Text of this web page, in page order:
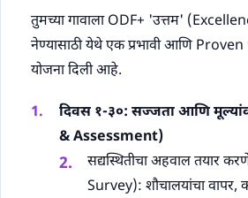
तुमच्या गावाला ODF+ 'उत्तम'
नेण्यासाठी येथे एक प्रभावी आणि Proven
योजना दिली आहे.
दिवस १-३०: सज्जता आणि
& Assessment)
सद्यस्थितीचा अहवाल तयार
Survey): शौचालयांचा वापर,